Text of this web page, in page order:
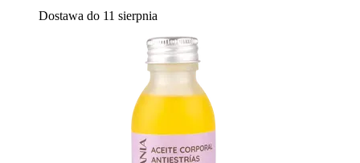
Dostawa do 11 sierpnia